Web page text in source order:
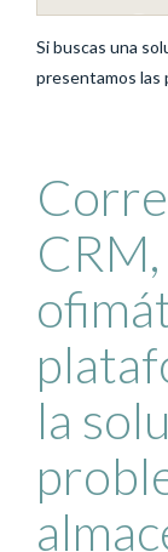
Si buscas una
presentamos las
la